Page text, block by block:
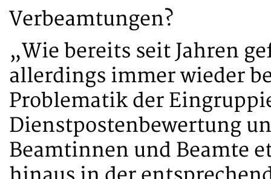
Verbeamtungen?
„Wie bereits seit Jahren
allerdings immer wieder
Problematik der
Dienstpostenbewertung
Beamtinnen und Beamte